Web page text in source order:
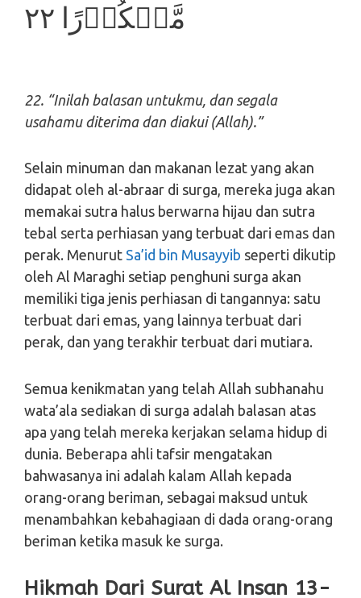
مَّشۡكُوۡرًا ٢٢
22. “Inilah balasan untukmu, dan segala
usahamu diterima dan diakui (Allah).”
Selain minuman dan makanan lezat yang akan
didapat oleh al-abraar di surga, mereka juga akan
memakai sutra halus berwarna hijau dan sutra
tebal serta perhiasan yang terbuat dari emas dan
perak. Menurut Sa’id bin Musayyib seperti dikutip
oleh Al Maraghi setiap penghuni surga akan
memiliki tiga jenis perhiasan di tangannya: satu
terbuat dari emas, yang lainnya terbuat dari
perak, dan yang terakhir terbuat dari mutiara.
Semua kenikmatan yang telah Allah subhanahu
wata’ala sediakan di surga adalah balasan atas
apa yang telah mereka kerjakan selama hidup di
dunia. Beberapa ahli tafsir mengatakan
bahwasanya ini adalah kalam Allah kepada
orang-orang beriman, sebagai maksud untuk
menambahkan kebahagiaan di dada orang-orang
beriman ketika masuk ke surga.
Hikmah Dari Surat Al Insan 13-